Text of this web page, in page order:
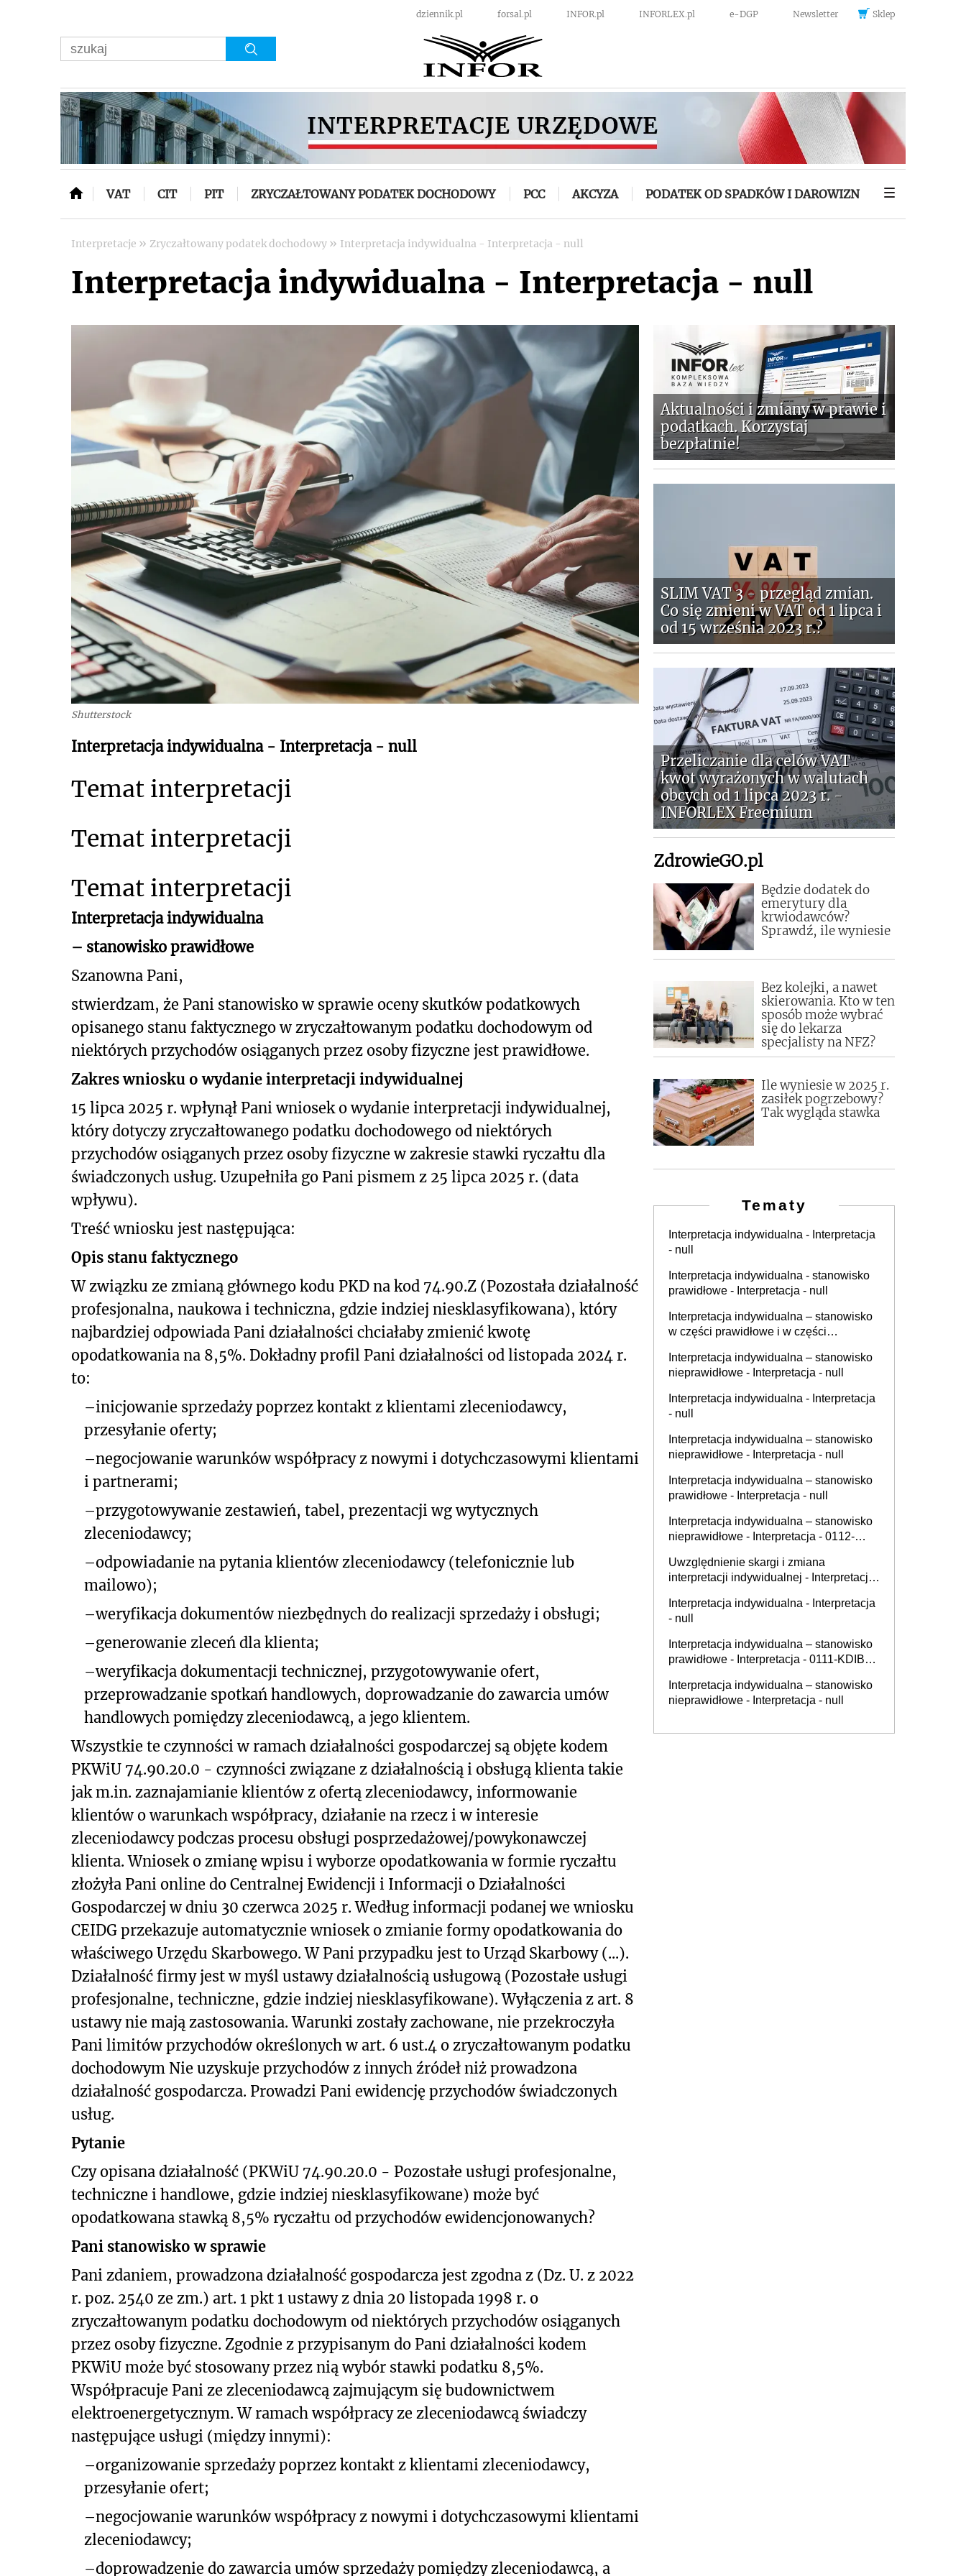
dziennik.pl forsal.pl INFOR.pl INFORLEX.pl e-DGP Newsletter Sklep
VAT CIT PIT ZRYCZAŁTOWANY PODATEK DOCHODOWY PCC AKCYZA PODATEK OD SPADKÓW I DAROWIZN
Interpretacje » Zryczałtowany podatek dochodowy » Interpretacja indywidualna - Interpretacja - null
Interpretacja indywidualna - Interpretacja - null
Shutterstock
Interpretacja indywidualna - Interpretacja - null
Temat interpretacji
Temat interpretacji
Temat interpretacji
Interpretacja indywidualna
– stanowisko prawidłowe
Szanowna Pani,
stwierdzam, że Pani stanowisko w sprawie oceny skutków podatkowych
opisanego stanu faktycznego w zryczałtowanym podatku dochodowym od
niektórych przychodów osiąganych przez osoby fizyczne jest prawidłowe.
Zakres wniosku o wydanie interpretacji indywidualnej
15 lipca 2025 r. wpłynął Pani wniosek o wydanie interpretacji indywidualnej,
który dotyczy zryczałtowanego podatku dochodowego od niektórych
przychodów osiąganych przez osoby fizyczne w zakresie stawki ryczałtu dla
świadczonych usług. Uzupełniła go Pani pismem z 25 lipca 2025 r. (data
wpływu).
Treść wniosku jest następująca:
Opis stanu faktycznego
W związku ze zmianą głównego kodu PKD na kod 74.90.Z (Pozostała działalność
profesjonalna, naukowa i techniczna, gdzie indziej niesklasyfikowana), który
najbardziej odpowiada Pani działalności chciałaby zmienić kwotę
opodatkowania na 8,5%. Dokładny profil Pani działalności od listopada 2024 r.
to:
–inicjowanie sprzedaży poprzez kontakt z klientami zleceniodawcy,
przesyłanie oferty;
–negocjowanie warunków współpracy z nowymi i dotychczasowymi klientami
i partnerami;
–przygotowywanie zestawień, tabel, prezentacji wg wytycznych
zleceniodawcy;
–odpowiadanie na pytania klientów zleceniodawcy (telefonicznie lub
mailowo);
–weryfikacja dokumentów niezbędnych do realizacji sprzedaży i obsługi;
–generowanie zleceń dla klienta;
–weryfikacja dokumentacji technicznej, przygotowywanie ofert,
przeprowadzanie spotkań handlowych, doprowadzanie do zawarcia umów
handlowych pomiędzy zleceniodawcą, a jego klientem.
Wszystkie te czynności w ramach działalności gospodarczej są objęte kodem
PKWiU 74.90.20.0 - czynności związane z działalnością i obsługą klienta takie
jak m.in. zaznajamianie klientów z ofertą zleceniodawcy, informowanie
klientów o warunkach współpracy, działanie na rzecz i w interesie
zleceniodawcy podczas procesu obsługi posprzedażowej/powykonawczej
klienta. Wniosek o zmianę wpisu i wyborze opodatkowania w formie ryczałtu
złożyła Pani online do Centralnej Ewidencji i Informacji o Działalności
Gospodarczej w dniu 30 czerwca 2025 r. Według informacji podanej we wniosku
CEIDG przekazuje automatycznie wniosek o zmianie formy opodatkowania do
właściwego Urzędu Skarbowego. W Pani przypadku jest to Urząd Skarbowy (...).
Działalność firmy jest w myśl ustawy działalnością usługową (Pozostałe usługi
profesjonalne, techniczne, gdzie indziej niesklasyfikowane). Wyłączenia z art. 8
ustawy nie mają zastosowania. Warunki zostały zachowane, nie przekroczyła
Pani limitów przychodów określonych w art. 6 ust.4 o zryczałtowanym podatku
dochodowym Nie uzyskuje przychodów z innych źródeł niż prowadzona
działalność gospodarcza. Prowadzi Pani ewidencję przychodów świadczonych
usług.
Pytanie
Czy opisana działalność (PKWiU 74.90.20.0 - Pozostałe usługi profesjonalne,
techniczne i handlowe, gdzie indziej niesklasyfikowane) może być
opodatkowana stawką 8,5% ryczałtu od przychodów ewidencjonowanych?
Pani stanowisko w sprawie
Pani zdaniem, prowadzona działalność gospodarcza jest zgodna z (Dz. U. z 2022
r. poz. 2540 ze zm.) art. 1 pkt 1 ustawy z dnia 20 listopada 1998 r. o
zryczałtowanym podatku dochodowym od niektórych przychodów osiąganych
przez osoby fizyczne. Zgodnie z przypisanym do Pani działalności kodem
PKWiU może być stosowany przez nią wybór stawki podatku 8,5%.
Współpracuje Pani ze zleceniodawcą zajmującym się budownictwem
elektroenergetycznym. W ramach współpracy ze zleceniodawcą świadczy
następujące usługi (między innymi):
–organizowanie sprzedaży poprzez kontakt z klientami zleceniodawcy,
przesyłanie ofert;
–negocjowanie warunków współpracy z nowymi i dotychczasowymi klientami
zleceniodawcy;
–doprowadzenie do zawarcia umów sprzedaży pomiędzy zleceniodawcą, a
Aktualności i zmiany w prawie i
podatkach. Korzystaj
bezpłatnie!
SLIM VAT 3 - przegląd zmian.
Co się zmieni w VAT od 1 lipca i
od 15 września 2023 r.?
Przeliczanie dla celów VAT
kwot wyrażonych w walutach
obcych od 1 lipca 2023 r. -
INFORLEX Freemium
ZdrowieGO.pl
Będzie dodatek do
emerytury dla
krwiodawców?
Sprawdź, ile wyniesie
Bez kolejki, a nawet
skierowania. Kto w ten
sposób może wybrać
się do lekarza
specjalisty na NFZ?
Ile wyniesie w 2025 r.
zasiłek pogrzebowy?
Tak wygląda stawka
Tematy
Interpretacja indywidualna - Interpretacja
- null
Interpretacja indywidualna - stanowisko
prawidłowe - Interpretacja - null
Interpretacja indywidualna – stanowisko
w części prawidłowe i w części
KDIL1-3.4012.652.2025.1.ŁW
Interpretacja indywidualna – stanowisko
nieprawidłowe - Interpretacja - null
Interpretacja indywidualna - Interpretacja
- null
Interpretacja indywidualna – stanowisko
nieprawidłowe - Interpretacja - null
Interpretacja indywidualna – stanowisko
prawidłowe - Interpretacja - null
Interpretacja indywidualna – stanowisko
nieprawidłowe - Interpretacja - 0112-
Uwzględnienie skargi i zmiana
interpretacji indywidualnej - Interpretacja
Interpretacja indywidualna - Interpretacja
- null
Interpretacja indywidualna – stanowisko
prawidłowe - Interpretacja - 0111-KDIB1-
Interpretacja indywidualna – stanowisko
nieprawidłowe - Interpretacja - null